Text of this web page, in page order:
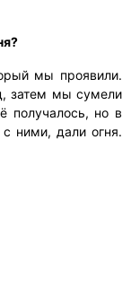
мы проявили.
затем мы сумели
получалось, но в
ними, дали огня.